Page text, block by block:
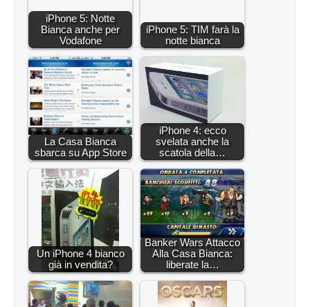
iPhone 5: Notte
Bianca anche per
Vodafone
iPhone 5: TIM farà la
notte bianca
La Casa Bianca
sbarca su App Store
iPhone 4: ecco
svelata anche la
scatola della…
Un iPhone 4 bianco
già in vendita?
Banker Wars Attacco
Alla Casa Bianca:
liberate la…